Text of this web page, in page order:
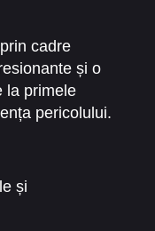
cadre
și o
la primele
pericolului.
echilibru
familială.
și